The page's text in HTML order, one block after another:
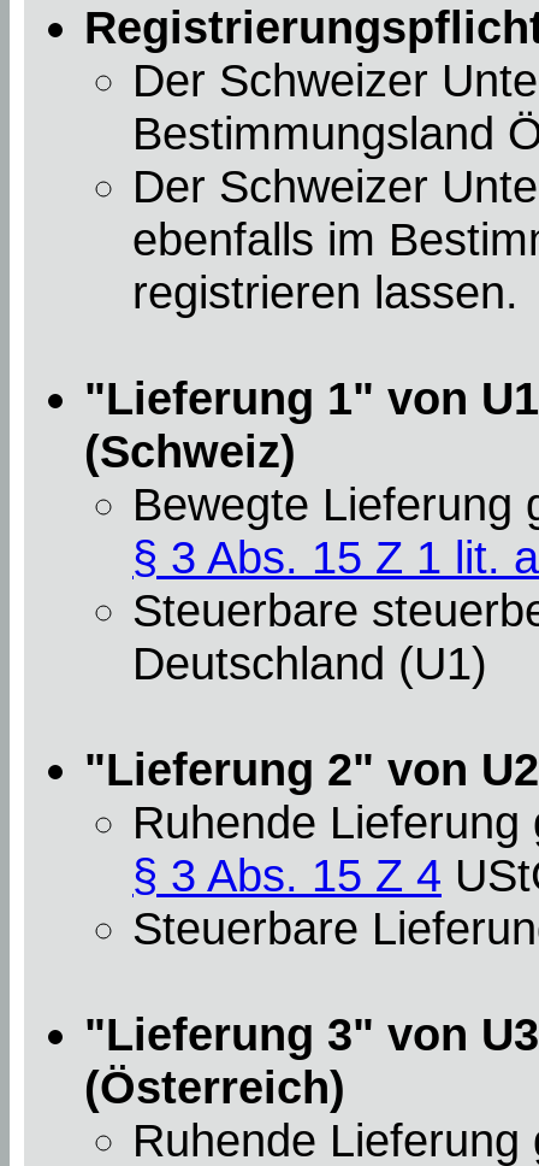
Der Schweizer
Bestimmungsland
Der Schweizer
ebenfalls im
registrieren lassen.
"Lieferung 1" von
(Schweiz)
Bewegte Lieferung
§ 3 Abs. 15 Z 1 lit. a
Steuerbare
Deutschland (U1)
"Lieferung 2" von
Ruhende
§ 3 Abs. 15 Z 4
Steuerbare
"Lieferung 3" von
(Österreich)
Ruhende